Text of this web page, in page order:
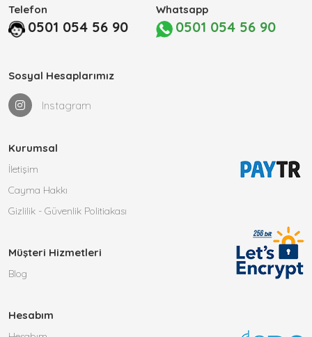
Telefon
0501 054 56 90
Whatsapp
0501 054 56 90
Sosyal Hesaplarımız
Instagram
Kurumsal
İletişim
Cayma Hakkı
Gizlilik - Güvenlik Politiakası
Müşteri Hizmetleri
Blog
Hesabım